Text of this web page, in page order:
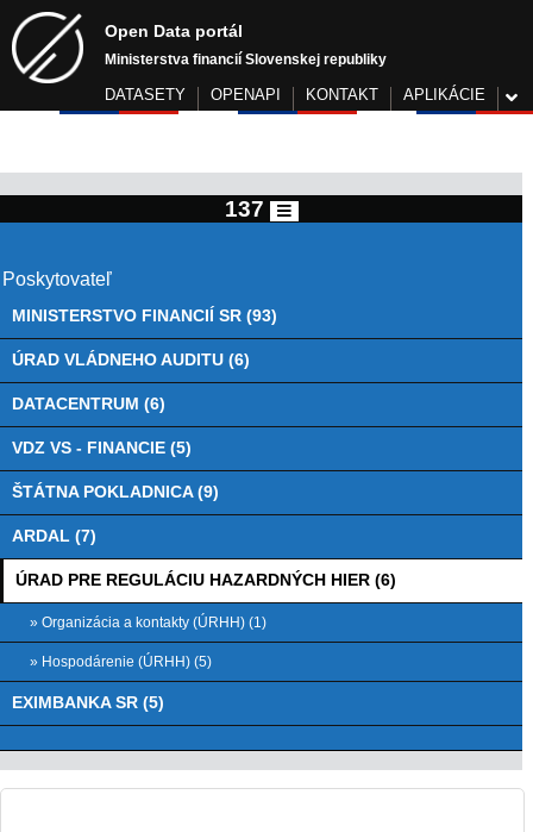
Open Data portál
Ministerstva financií Slovenskej republiky
DATASETY OPENAPI KONTAKT APLIKÁCIE
137
Poskytovateľ
MINISTERSTVO FINANCIÍ SR (93)
ÚRAD VLÁDNEHO AUDITU (6)
DATACENTRUM (6)
VDZ VS - FINANCIE (5)
ŠTÁTNA POKLADNICA (9)
ARDAL (7)
ÚRAD PRE REGULÁCIU HAZARDNÝCH HIER (6)
» Organizácia a kontakty (ÚRHH) (1)
» Hospodárenie (ÚRHH) (5)
EXIMBANKA SR (5)